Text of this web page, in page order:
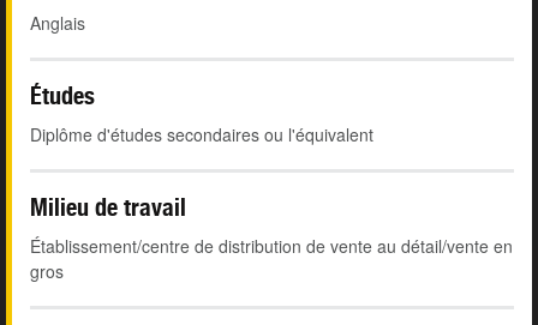
Anglais
Études
Diplôme d'études secondaires ou l'équivalent
Milieu de travail
Établissement/centre de distribution de vente au détail/vente en
gros